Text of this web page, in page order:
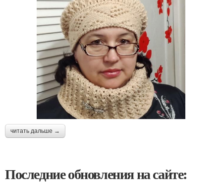
читать дальше →
Последние обновления на сайте: